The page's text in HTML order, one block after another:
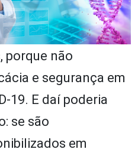
porque não
e segurança em
19. E daí poderia
se são
em